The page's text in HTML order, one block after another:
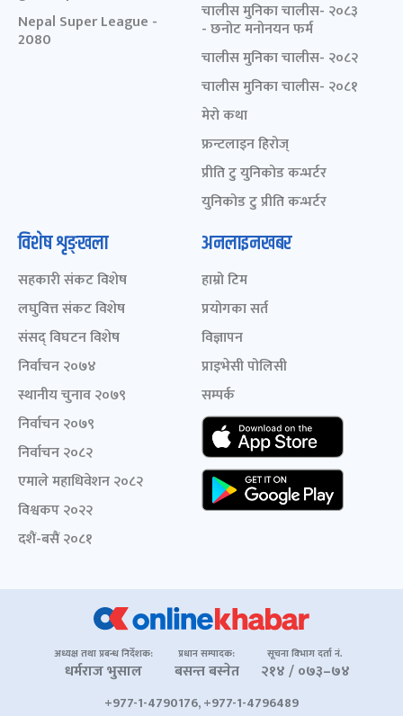
Nepal Super League -
2080
चालीस मुनिका चालीस- २०८३
- छनोट मनोनयन फर्म
चालीस मुनिका चालीस- २०८२
चालीस मुनिका चालीस- २०८१
मेरो कथा
फ्रन्टलाइन हिरोज्
प्रीति टु युनिकोड कन्भर्टर
युनिकोड टु प्रीति कन्भर्टर
विशेष शृङ्खला
सहकारी संकट विशेष
लघुवित्त संकट विशेष
संसद् विघटन विशेष
निर्वाचन २०७४
स्थानीय चुनाव २०७९
निर्वाचन २०७९
निर्वाचन २०८२
एमाले महाधिवेशन २०८२
विश्वकप २०२२
दशैं-बसैं २०८१
अनलाइनखबर
हाम्रो टिम
प्रयोगका सर्त
विज्ञापन
प्राइभेसी पोलिसी
सम्पर्क
अध्यक्ष तथा प्रबन्ध निर्देशक:
धर्मराज भुसाल
प्रधान सम्पादक:
बसन्त बस्नेत
सूचना विभाग दर्ता नं.
२१४ / ०७३–७४
+977-1-4790176, +977-1-4796489